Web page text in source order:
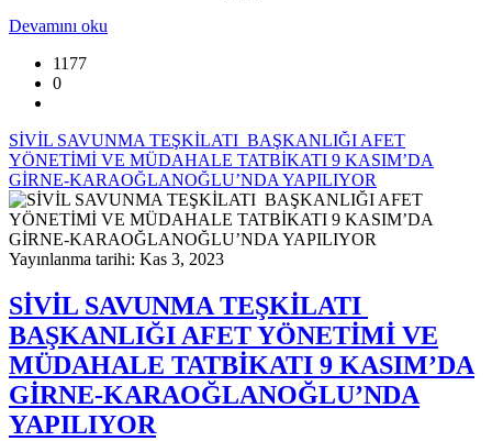
Devamını oku
1177
0
SİVİL SAVUNMA TEŞKİLATI BAŞKANLIĞI AFET
YÖNETİMİ VE MÜDAHALE TATBİKATI 9 KASIM’DA
GİRNE-KARAOĞLANOĞLU’NDA YAPILIYOR
Yayınlanma tarihi: Kas 3, 2023
SİVİL SAVUNMA TEŞKİLATI
BAŞKANLIĞI AFET YÖNETİMİ VE
MÜDAHALE TATBİKATI 9 KASIM’DA
GİRNE-KARAOĞLANOĞLU’NDA
YAPILIYOR